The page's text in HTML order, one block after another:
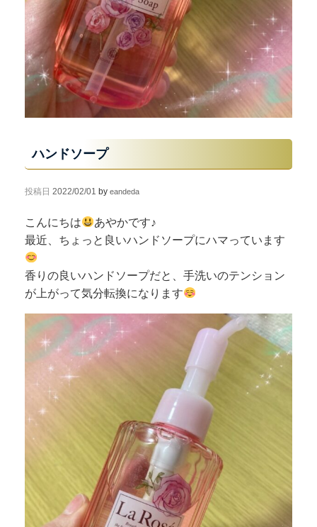
ハンドソープ
投稿日 2022/02/01 by eandeda
こんにちは
あやかです♪
最近、ちょっと良いハンドソープにハマっています
香りの良いハンドソープだと、手洗いのテンション
が上がって気分転換になります